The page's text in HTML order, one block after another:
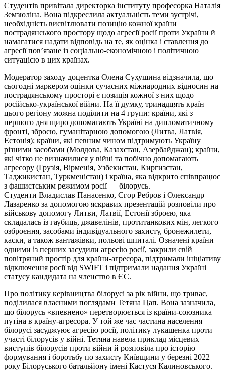
Студентів привітала директорка інституту професорка Наталія
Земзюліна. Вона підкреслила актуальність теми зустрічі,
необхідність висвітлювати позицію кожної країни
пострадянського простору щодо агресії росії проти України й
намагатися надати відповідь на те, як оцінка і ставлення до
агресії пов’язане із соціально-економічною і політичною
ситуацією в цих країнах.
Модератор заходу доцентка Олена Сухушина відзначила, що
сьогодні маркером оцінки сучасних міжнародних відносин на
пострадянському просторі є позиція кожної з них щодо
російсько-української війни. На її думку, тринадцять країн
цього регіону можна поділити на 4 групи: країни, які з
першого дня щиро допомагають Україні на дипломатичному
фронті, зброєю, гуманітарною допомогою (Литва, Латвія,
Естонія); країни, які певним чином підтримують Україну
різними засобами (Молдова, Казахстан, Азербайджан); країни,
які чітко не визначилися у війні та побічно допомагають
агресору (Грузія, Вірменія, Узбекистан, Киргизстан,
Таджикистан, Туркменістан) і країна, яка відкрито співпрацює
з фашистським режимом росії — білорусь.
Студенти Владислав Панасенко, Єгор Ребров і Олександр
Лазаренко за допомогою яскравих презентацій розповіли про
військову допомогу Литви, Латвії, Естонії зброєю, яка
складалась із гаубиць, джавелінів, протитанкових мін, легкого
озброєння, засобами індивідуального захисту, бронежилети,
каски, а також вантажівки, польові шпиталі. Означені країни
одними із перших засудили агресію росії, закрили свій
повітряний простір для країни-агресора, підтримали ініціативу
відключення росії від SWIFT і підтримали надання Україні
статусу кандидата на членство в ЄС.
Про політику керівництва білорусі за рік війни, що триває,
поділилася власними поглядами Тетяна Цап. Вона зазначила,
що білорусь «впевнено» перетворюється із країни-союзника
путіна в країну-агресора. У той же час частина населення
білорусі засуджуює агресію росії, політику лукашенка проти
участі білорусів у війні. Тетяна навела приклад місцевих
виступів білорусів проти війни й розповіла про історію
формування і боротьбу по захисту Київщини у березні 2022
року Білоруського батальйону імені Кастуся Калиновського.